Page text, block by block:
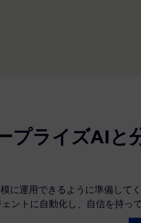
プライズAIと
に運用できるように準備して
ントに自動化し、自信を持っ